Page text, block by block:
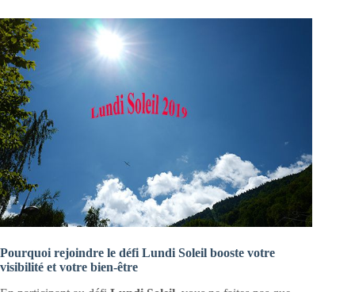
Pourquoi rejoindre le défi Lundi Soleil booste votre
visibilité et votre bien-être